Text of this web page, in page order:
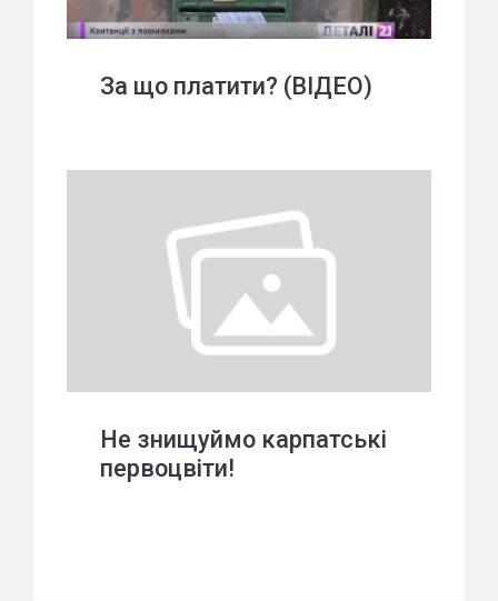
За що платити? (ВІДЕО)
Не знищуймо карпатські
первоцвіти!